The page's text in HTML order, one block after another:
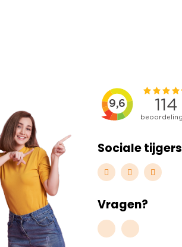
Sociale tijgers
Vragen?